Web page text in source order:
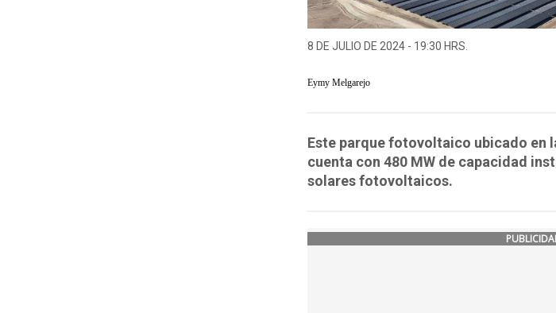
8 DE JULIO DE 2024 - 19:30 HRS.
Eymy Melgarejo
Este parque fotovoltaico ubicado en
cuenta con 480 MW de capacidad
solares fotovoltaicos.